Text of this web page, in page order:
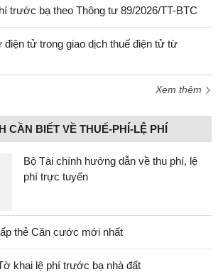
trước bạ theo Thông tư 89/2026/TT-BTC
tử trong giao dịch thuế điện tử từ
Xem thêm
CẦN BIẾT VỀ THUẾ-PHÍ-LỆ PHÍ
Bộ Tài chính hướng dẫn về thu phí, lệ
phí trực tuyến
thẻ Căn cước mới nhất
khai lệ phí trước bạ nhà đất